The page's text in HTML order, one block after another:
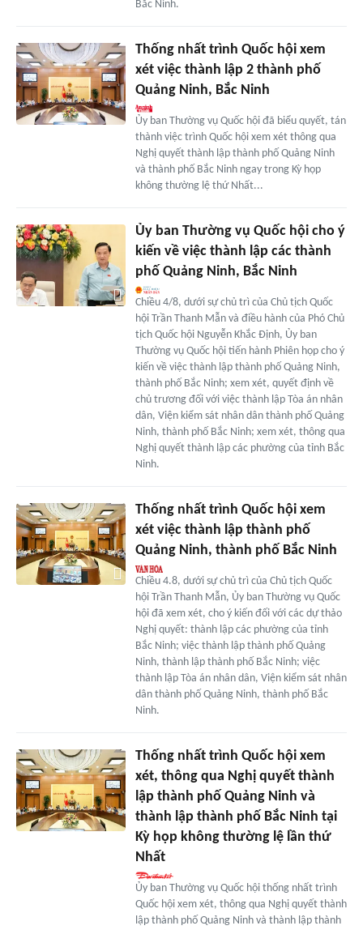
Bắc Ninh.
Thống nhất trình Quốc hội xem
xét việc thành lập 2 thành phố
Quảng Ninh, Bắc Ninh
Ủy ban Thường vụ Quốc hội đã biểu quyết, tán
thành việc trình Quốc hội xem xét thông qua
Nghị quyết thành lập thành phố Quảng Ninh
và thành phố Bắc Ninh ngay trong Kỳ họp
không thường lệ thứ Nhất...
Ủy ban Thường vụ Quốc hội cho ý
kiến về việc thành lập các thành
phố Quảng Ninh, Bắc Ninh
Chiều 4/8, dưới sự chủ trì của Chủ tịch Quốc
hội Trần Thanh Mẫn và điều hành của Phó Chủ
tịch Quốc hội Nguyễn Khắc Định, Ủy ban
Thường vụ Quốc hội tiến hành Phiên họp cho ý
kiến về việc thành lập thành phố Quảng Ninh,
thành phố Bắc Ninh; xem xét, quyết định về
chủ trương đối với việc thành lập Tòa án nhân
dân, Viện kiểm sát nhân dân thành phố Quảng
Ninh, thành phố Bắc Ninh; xem xét, thông qua
Nghị quyết thành lập các phường của tỉnh Bắc
Ninh.
Thống nhất trình Quốc hội xem
xét việc thành lập thành phố
Quảng Ninh, thành phố Bắc Ninh
Chiều 4.8, dưới sự chủ trì của Chủ tịch Quốc
hội Trần Thanh Mẫn, Ủy ban Thường vụ Quốc
hội đã xem xét, cho ý kiến đối với các dự thảo
Nghị quyết: thành lập các phường của tỉnh
Bắc Ninh; việc thành lập thành phố Quảng
Ninh, thành lập thành phố Bắc Ninh; việc
thành lập Tòa án nhân dân, Viện kiểm sát nhân
dân thành phố Quảng Ninh, thành phố Bắc
Ninh.
Thống nhất trình Quốc hội xem
xét, thông qua Nghị quyết thành
lập thành phố Quảng Ninh và
thành lập thành phố Bắc Ninh tại
Kỳ họp không thường lệ lần thứ
Nhất
Ủy ban Thường vụ Quốc hội thống nhất trình
Quốc hội xem xét, thông qua Nghị quyết thành
lập thành phố Quảng Ninh và thành lập thành